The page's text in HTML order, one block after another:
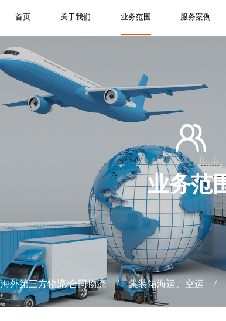
首页 关于我们 业务范围 服务案例
业务范
海外第三方物流/合同物流 / 集装箱海运、空运 /